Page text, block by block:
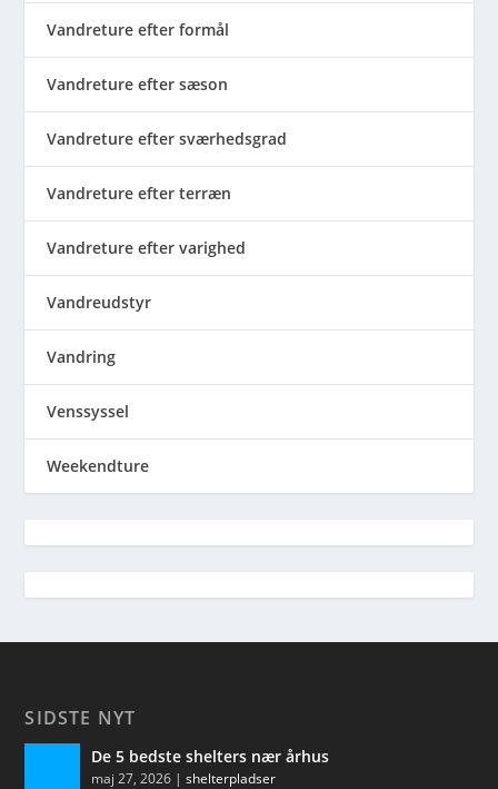
Vandreture efter formål
Vandreture efter sæson
Vandreture efter sværhedsgrad
Vandreture efter terræn
Vandreture efter varighed
Vandreudstyr
Vandring
Venssyssel
Weekendture
SIDSTE NYT
De 5 bedste shelters nær århus
maj 27, 2026 |shelterpladser